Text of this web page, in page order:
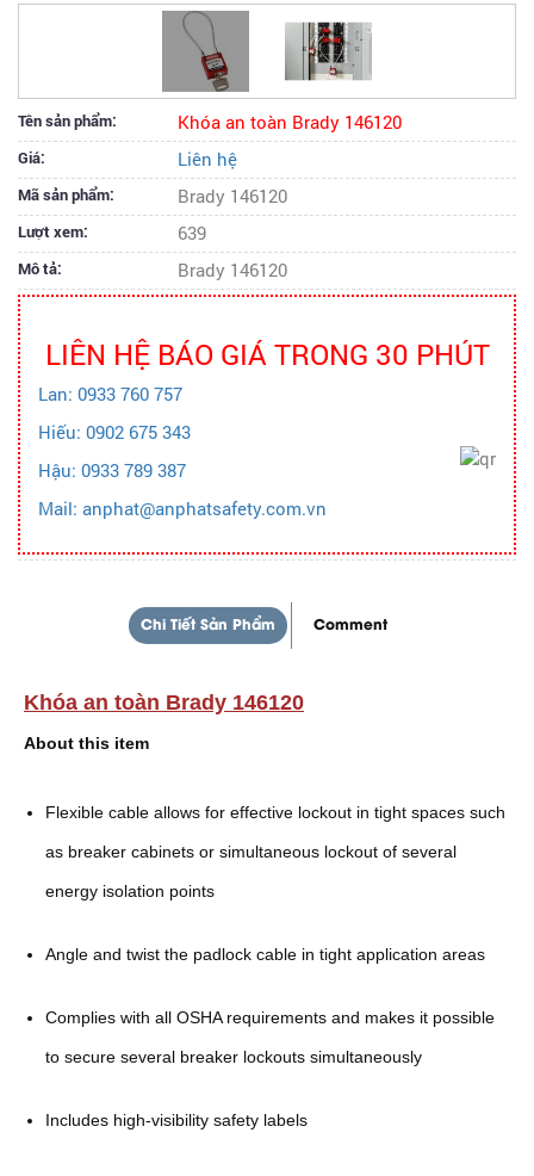
Tên sản phẩm: Khóa an toàn Brady 146120
Giá: Liên hệ
Mã sản phẩm: Brady 146120
Lượt xem: 639
Mô tả: Brady 146120
LIÊN HỆ BÁO GIÁ TRONG 30 PHÚT
Lan: 0933 760 757
Hiếu: 0902 675 343
Hậu: 0933 789 387
Mail: anphat@anphatsafety.com.vn
Chi Tiết Sản Phẩm Comment
Khóa an toàn Brady 146120
About this item
Flexible cable allows for effective lockout in tight spaces such
as breaker cabinets or simultaneous lockout of several
energy isolation points
Angle and twist the padlock cable in tight application areas
Complies with all OSHA requirements and makes it possible
to secure several breaker lockouts simultaneously
Includes high-visibility safety labels